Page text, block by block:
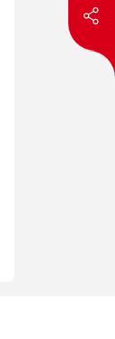
Đèn ngủ
bàn
TT-